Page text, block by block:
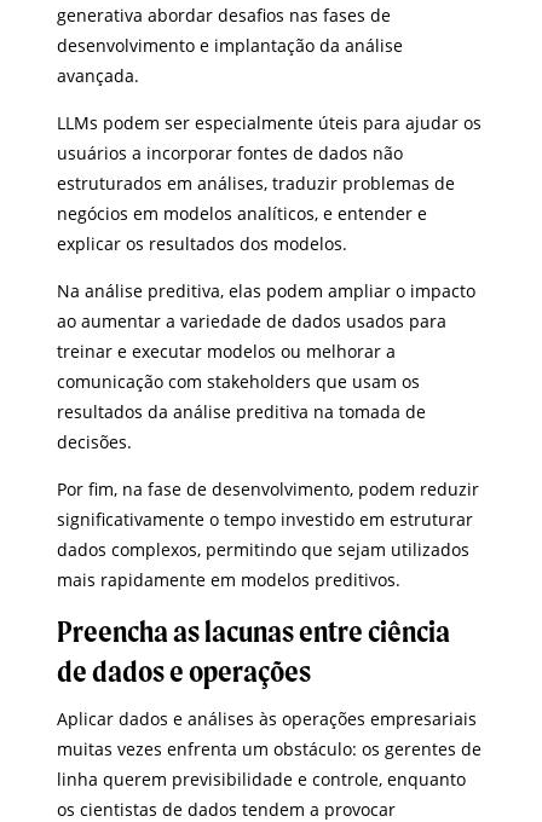
generativa abordar desafios nas fases de
desenvolvimento e implantação da análise
avançada.
LLMs podem ser especialmente úteis para ajudar os
usuários a incorporar fontes de dados não
estruturados em análises, traduzir problemas de
negócios em modelos analíticos, e entender e
explicar os resultados dos modelos.
Na análise preditiva, elas podem ampliar o impacto
ao aumentar a variedade de dados usados para
treinar e executar modelos ou melhorar a
comunicação com stakeholders que usam os
resultados da análise preditiva na tomada de
decisões.
Por fim, na fase de desenvolvimento, podem reduzir
significativamente o tempo investido em estruturar
dados complexos, permitindo que sejam utilizados
mais rapidamente em modelos preditivos.
Preencha as lacunas entre ciência
de dados e operações
Aplicar dados e análises às operações empresariais
muitas vezes enfrenta um obstáculo: os gerentes de
linha querem previsibilidade e controle, enquanto
os cientistas de dados tendem a provocar